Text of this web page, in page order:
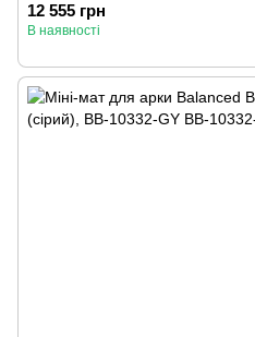
12 555 грн
В наявності